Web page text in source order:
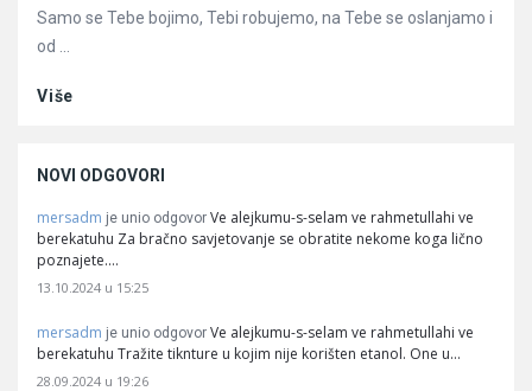
Samo se Tebe bojimo, Tebi robujemo, na Tebe se oslanjamo i
od ...
Više
NOVI ODGOVORI
mersadm je unio odgovor Ve alejkumu-s-selam ve rahmetullahi ve
berekatuhu Za bračno savjetovanje se obratite nekome koga lično
poznajete.…
13.10.2024 u 15:25
mersadm je unio odgovor Ve alejkumu-s-selam ve rahmetullahi ve
berekatuhu Tražite tiknture u kojim nije korišten etanol. One u…
28.09.2024 u 19:26